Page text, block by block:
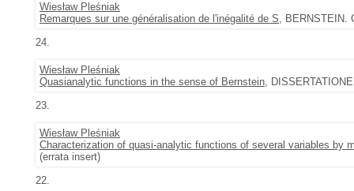
Wiesław Pleśniak
Remarques sur une généralisation de l'inégalité de S, BERNSTEIN.
24.
Wiesław Pleśniak
Quasianalytic functions in the sense of Bernstein,
23.
Wiesław Pleśniak
Characterization of quasi-analytic functions of several variables by
(errata insert)
22.